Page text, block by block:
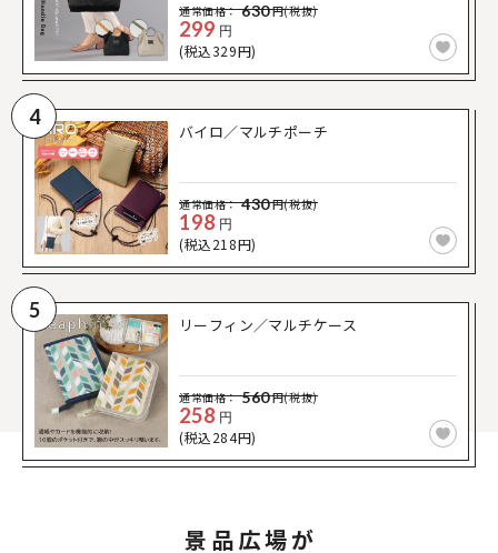
通常価格： 630円(税抜)
299 円
(税込329円)
4
バイロ／マルチポーチ
通常価格： 430円(税抜)
198 円
(税込218円)
5
リーフィン／マルチケース
通常価格： 560円(税抜)
258 円
(税込284円)
景品広場が